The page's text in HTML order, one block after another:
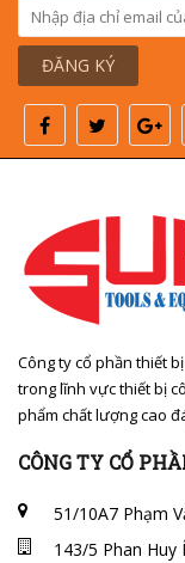
ĐĂNG KÝ
Công ty cổ phần thiết
trong lĩnh vực thiết bị
phẩm chất lượng cao
CÔNG TY CỔ
51/10A7 Phạm
143/5 Phan Huy